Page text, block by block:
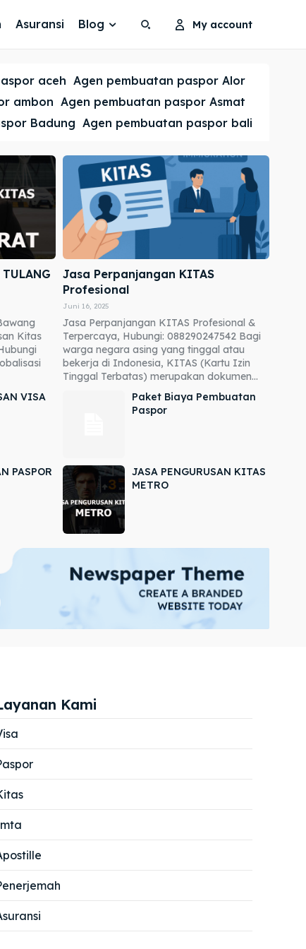
Cari
Cari
Asuransi Blog My account
aceh Agen pembuatan paspor Alor
ambon Agen pembuatan paspor Asmat
Badung Agen pembuatan paspor bali
Kitas
Jasa Perpanjangan KITAS
Profesional
Juni 16, 2025
Jasa Perpanjangan KITAS Profesional &
Terpercaya, Hubungi: 088290247542 Bagi
warga negara asing yang tinggal atau
bekerja di Indonesia, KITAS (Kartu Izin
Tinggal Terbatas) merupakan dokumen...
VISA
Paket Biaya Pembuatan
Paspor
PASPOR
JASA PENGURUSAN KITAS
METRO
Kami